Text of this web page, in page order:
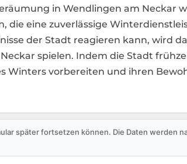
in Wendlingen am Neckar
eine zuverlässige
der Stadt reagieren kann, wird
spielen. Indem die Stadt
Winters vorbereiten und ihren
später fortsetzen können. Die Daten werden